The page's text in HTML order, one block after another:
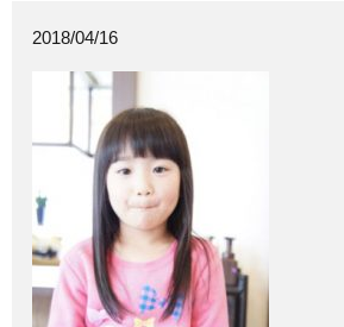
2018/04/16